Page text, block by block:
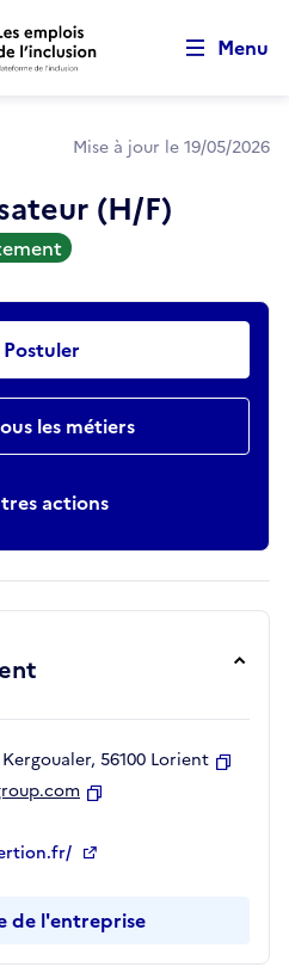
contenu principal
Menu
Mise à jour le 19/05/2026
(H/F)
Postuler
les métiers
actions
56100 Lorient
de l'entreprise